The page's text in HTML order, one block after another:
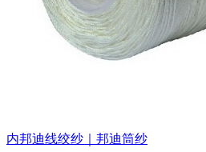
内邦迪线绞纱｜邦迪筒纱